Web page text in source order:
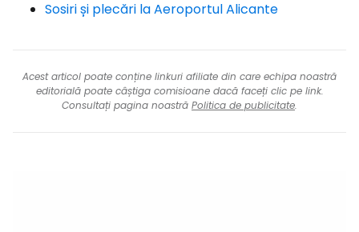
Sosiri și plecări la Aeroportul Alicante
Acest articol poate conține linkuri afiliate din care echipa noastră
editorială poate câștiga comisioane dacă faceți clic pe link.
Consultați pagina noastră Politica de publicitate.